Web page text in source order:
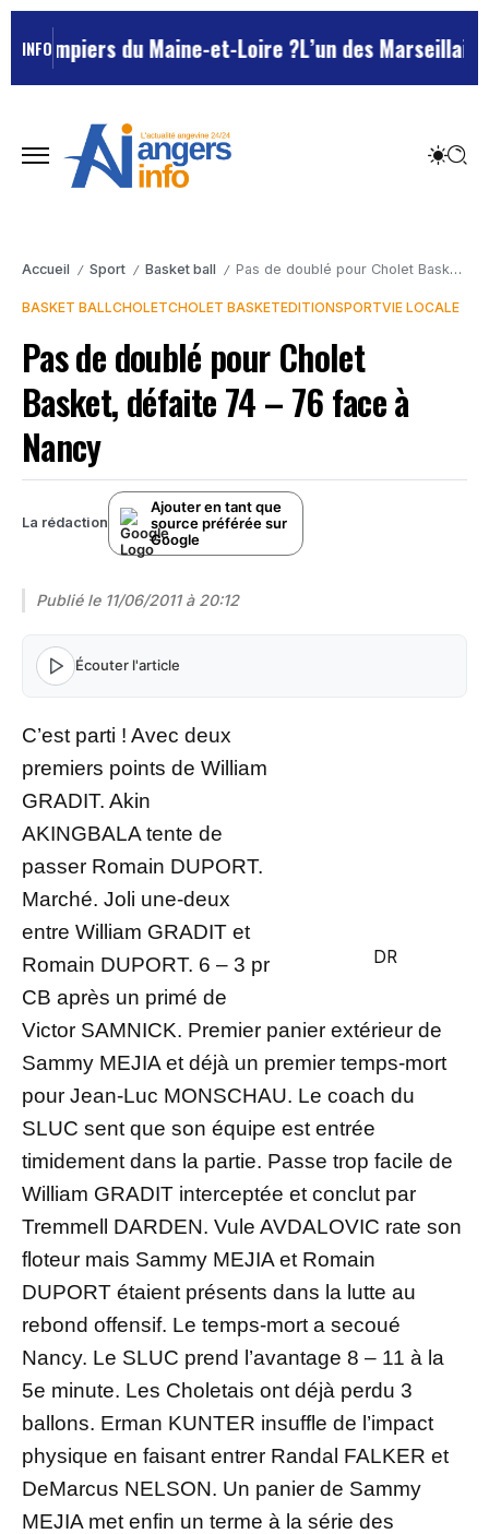
INFO du Maine-et-Loire ?L’un des Marseillais
Accueil / Sport / Basket ball / Pas de doublé pour Cholet Basket, défaite 74 – 76 face à Nancy
BASKET BALLCHOLETCHOLET BASKETEDITIONSPORTVIE LOCALE
Pas de doublé pour Cholet
Basket, défaite 74 – 76 face à
Nancy
La rédaction
Ajouter en tant que
source préférée sur
Google
Publié le 11/06/2011 à 20:12
Écouter l'article
DR
C’est parti ! Avec deux
premiers points de William
GRADIT. Akin
AKINGBALA tente de
passer Romain DUPORT.
Marché. Joli une-deux
entre William GRADIT et
Romain DUPORT. 6 – 3 pr
CB après un primé de
Victor SAMNICK. Premier panier extérieur de
Sammy MEJIA et déjà un premier temps-mort
pour Jean-Luc MONSCHAU. Le coach du
SLUC sent que son équipe est entrée
timidement dans la partie. Passe trop facile de
William GRADIT interceptée et conclut par
Tremmell DARDEN. Vule AVDALOVIC rate son
floteur mais Sammy MEJIA et Romain
DUPORT étaient présents dans la lutte au
rebond offensif. Le temps-mort a secoué
Nancy. Le SLUC prend l’avantage 8 – 11 à la
5e minute. Les Choletais ont déjà perdu 3
ballons. Erman KUNTER insuffle de l’impact
physique en faisant entrer Randal FALKER et
DeMarcus NELSON. Un panier de Sammy
MEJIA met enfin un terme à la série des